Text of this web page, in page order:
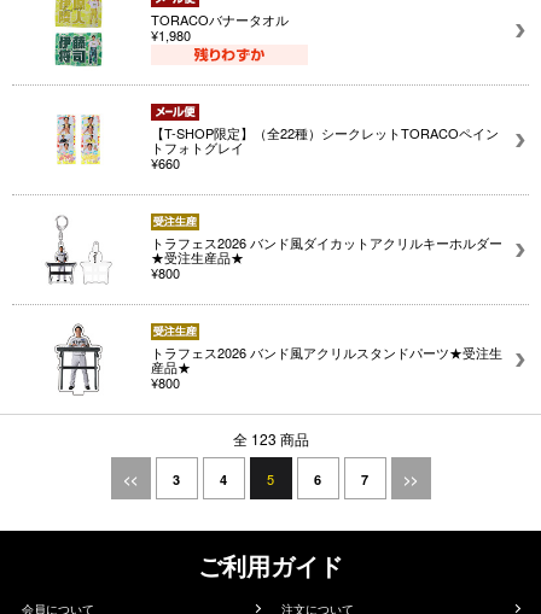
TORACOバナータオル
¥1,980
【T-SHOP限定】（全22種）シークレットTORACOペイン
トフォトグレイ
¥660
トラフェス2026 バンド風ダイカットアクリルキーホルダー
★受注生産品★
¥800
トラフェス2026 バンド風アクリルスタンドパーツ★受注生
産品★
¥800
全 123 商品
<< 3 4 5 6 7 >>
ご利用ガイド
会員について 注文について